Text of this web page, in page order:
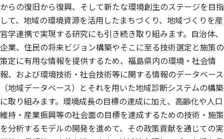
からの復旧から復興、そして新たな環境創生のステージを目指
して、地域の環境資源を活用したまちづくり、地域づくりを産
官学連携で実現する研究にも引き続き取り組みます。自治体、
企業、住民の将来ビジョン構築やそこに至る技術選定と施策の
策定に有用な情報を提供するため、福島県内の環境・社会情
報、および環境技術・社会技術等に関する情報のデータベース
（地域データベース）とそれを用いた地域診断システムの構築
に取り組みます。環境成長の目標の達成に加え、高齢化や人口
維持・産業振興等の社会面の目標を達成するための技術・施策
を分析するモデルの開発を進めて、その政策貢献を通じての実